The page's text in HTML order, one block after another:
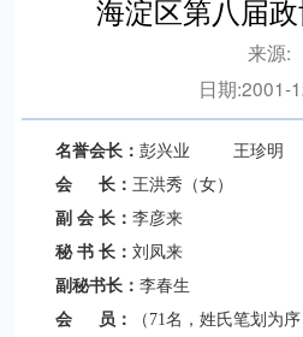
海淀区第八届
来源:
日期:2001-
名誉会长： 彭兴业 王珍明
会 长： 王洪秀（女）
副 会 长： 李彦来
秘 书 长： 刘凤来
副秘书长： 李春生
会 员：
（71名，姓氏笔划为序